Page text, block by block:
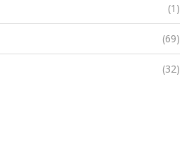
(1)
(69)
(32)